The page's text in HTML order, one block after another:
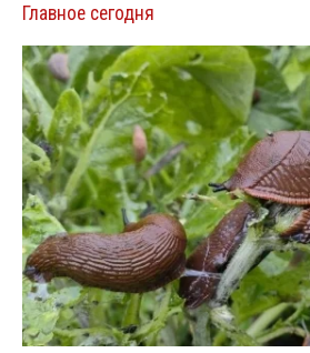
Главное сегодня